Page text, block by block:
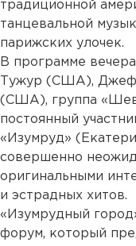
традиционной
танцевальной
парижских улочек.
В программе
Тужур (США),
(США), группа
постоянный
«Изумруд»
совершенно
оригинальными
и эстрадных хитов.
«Изумрудный
форум, который